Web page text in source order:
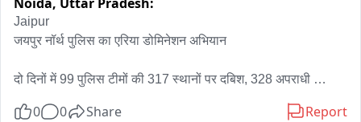
Jaipur
जयपुर नॉर्थ पुलिस का एरिया डोमिनेशन अभियान
दो दिनों में 99 पुलिस टीमों की 317 स्थानों पर दबिश, 328 अपराधी
0 0 Share Report